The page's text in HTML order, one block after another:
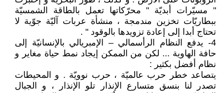
" مسيّرات أبديّة " محرّكاتها تعمل بالطاقة الشمسيّة
ببطاريّات تخزين مندمجة ، منشأة عربات آليّة جوّية لا
تحتاج أبدا إلى إعادة تزويدها بالوقود " .
4- يدفع النظام الرأسمالي – الإمبريالي بالإنسانيّة إلى
حافة الهاوية ... لكن من الممكن إيجاد نمط حياة مغاير و
نظام أفضل بكثير :
يتصاعد خطر حرب عالميّة ، حرب نوويّة . و المحيطات
تصدر لنا بنسق متسارع الإنذار تلو الإنذار ، و الجبال